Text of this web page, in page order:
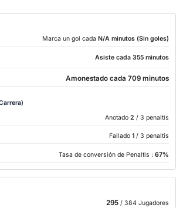
Marca un gol cada N/A minutos (Sin goles)
Asiste cada 355 minutos
Amonestado cada 709 minutos
Anotado 2 / 3 penaltis
Fallado 1 / 3 penaltis
Tasa de conversión de Penaltis : 67%
295/ 384 Jugadores